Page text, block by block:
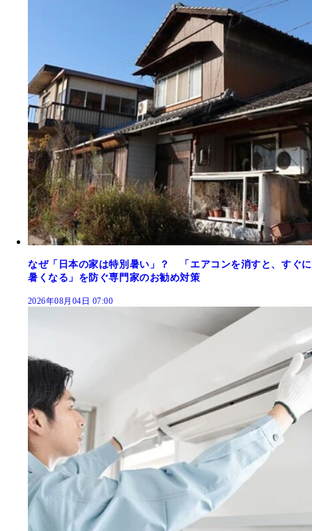
なぜ「日本の家は特別暑い」？ 「エアコンを消すと、すぐに
暑くなる」を防ぐ専門家のお勧め対策
2026年08月04日 07:00